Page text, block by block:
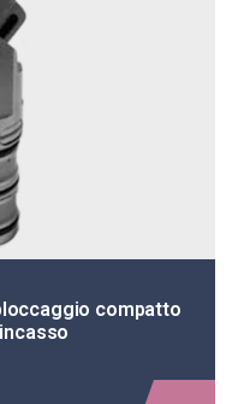
compatto